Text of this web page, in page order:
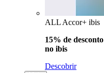
ALL Accor+ ibis
15% de desconto
no ibis
Descobrir